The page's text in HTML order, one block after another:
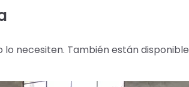
necesiten. También están